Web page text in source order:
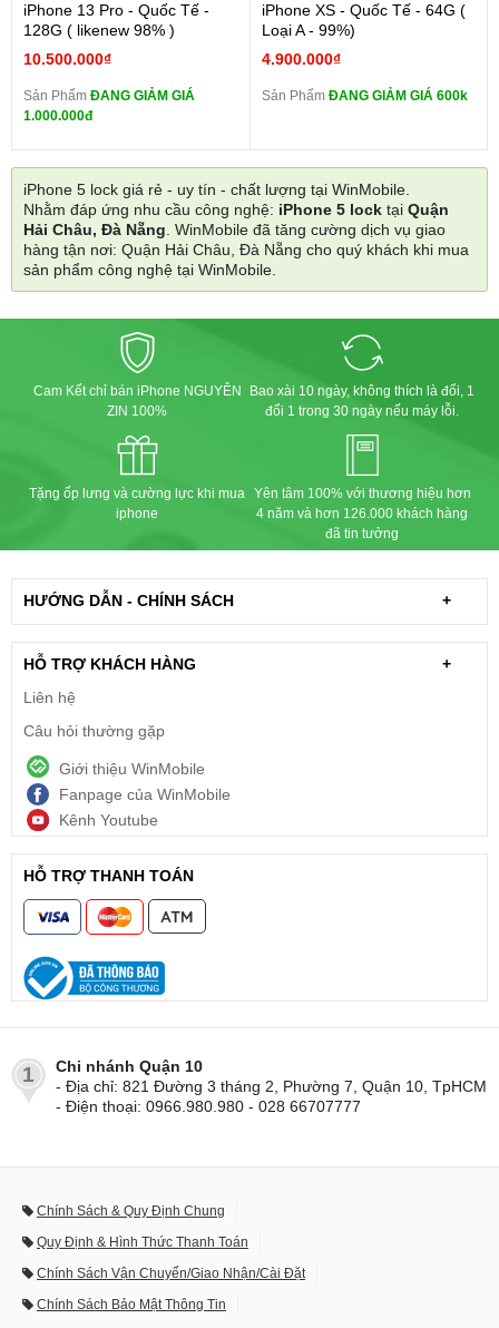
iPhone 13 Pro - Quốc Tế -
128G ( likenew 98% )
10.500.000₫
Sản Phẩm ĐANG GIẢM GIÁ
1.000.000đ
iPhone XS - Quốc Tế - 64G (
Loại A - 99%)
4.900.000₫
Sản Phẩm ĐANG GIẢM GIÁ 600k
iPhone 5 lock giá rẻ - uy tín - chất lượng tại WinMobile.
Nhằm đáp ứng nhu cầu công nghệ: iPhone 5 lock tại Quận
Hải Châu, Đà Nẵng. WinMobile đã tăng cường dịch vụ giao
hàng tận nơi: Quận Hải Châu, Đà Nẵng cho quý khách khi mua
sản phẩm công nghệ tại WinMobile.
Cam Kết chỉ bán iPhone NGUYÊN
ZIN 100%
Bao xài 10 ngày, không thích là đổi, 1
đổi 1 trong 30 ngày nếu máy lỗi.
Tặng ốp lưng và cường lực khi mua
iphone
Yên tâm 100% với thương hiệu hơn
4 năm và hơn 126.000 khách hàng
đã tin tưởng
HƯỚNG DẪN - CHÍNH SÁCH +
HỖ TRỢ KHÁCH HÀNG
+
Liên hệ
Câu hỏi thường gặp
Giới thiệu WinMobile
Fanpage của WinMobile
Kênh Youtube
HỖ TRỢ THANH TOÁN
1
Chi nhánh Quận 10
- Địa chỉ: 821 Đường 3 tháng 2, Phường 7, Quận 10, TpHCM
- Điện thoại: 0966.980.980 - 028 66707777
Chính Sách & Quy Định Chung
Quy Định & Hình Thức Thanh Toán
Chính Sách Vận Chuyển/Giao Nhận/Cài Đặt
Chính Sách Bảo Mật Thông Tin